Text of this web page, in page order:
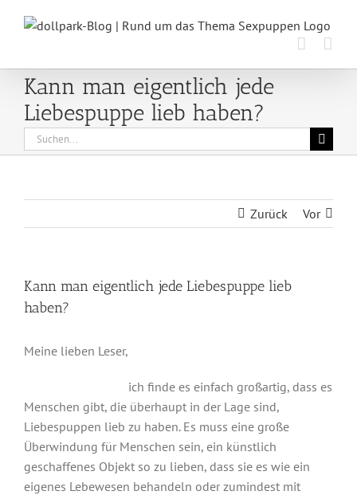
Inhalt
Kann man eigentlich jede
Liebespuppe lieb haben?
Suche
nach:
Zurück Vor
Kann man eigentlich jede Liebespuppe lieb
haben?
Meine lieben Leser,
ich finde es einfach großartig, dass es
Menschen gibt, die überhaupt in der Lage sind,
Liebespuppen lieb zu haben. Es muss eine große
Überwindung für Menschen sein, ein künstlich
geschaffenes Objekt so zu lieben, dass sie es wie ein
eigenes Lebewesen behandeln oder zumindest mit